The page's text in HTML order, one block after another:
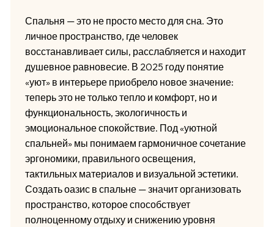
Спальня — это не просто место для сна. Это
личное пространство, где человек
восстанавливает силы, расслабляется и находит
душевное равновесие. В 2025 году понятие
«уют» в интерьере приобрело новое значение:
теперь это не только тепло и комфорт, но и
функциональность, экологичность и
эмоциональное спокойствие. Под «уютной
спальней» мы понимаем гармоничное сочетание
эргономики, правильного освещения,
тактильных материалов и визуальной эстетики.
Создать оазис в спальне — значит организовать
пространство, которое способствует
полноценному отдыху и снижению уровня